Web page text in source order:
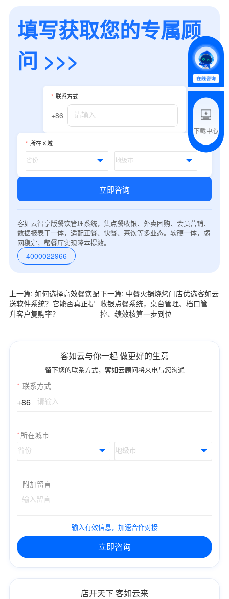
填写获取您的专属顾
问 >>>
* 联系方式
+86
* 所在区域
立即咨询
客如云智享版餐饮管理系统，集点餐收银、外卖团购、会员营销、
数据报表于一体，适配正餐、快餐、茶饮等多业态。软硬一体，弱
网稳定，帮餐厅实现降本提效。
4000022966
上一篇: 如何选择高效餐饮配
送软件系统？它能否真正提
升客户复购率？
下一篇: 中餐火锅烧烤门店优选客如云
收银点餐系统，桌台管理、档口管
控、绩效核算一步到位
客如云与你一起 做更好的生意
留下您的联系方式，客如云顾问将来电与您沟通
* 联系方式
+86
*所在城市
附加留言
输入有效信息，加速合作对接
立即咨询
店开天下 客如云来
下载中心
所属业态
我的姓名
我是老客户，了解最新优惠